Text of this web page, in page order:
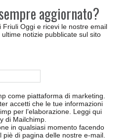
aggiornato?
Friuli Oggi e ricevi le nostre email
notizie pubblicate sul sito
come piattaforma di marketing.
accetti che le tue informazioni
per l’elaborazione. Leggi qui
di Mailchimp.
in qualsiasi momento facendo
piè di pagina delle nostre e-mail.